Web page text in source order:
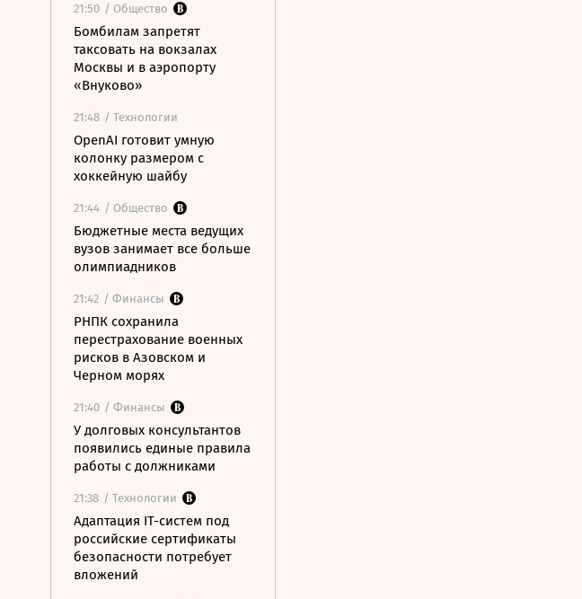
21:50 / Общество
Бомбилам запретят
таксовать на вокзалах
Москвы и в аэропорту
«Внуково»
21:48 / Технологии
OpenAI готовит умную
колонку размером с
хоккейную шайбу
21:44 / Общество
Бюджетные места ведущих
вузов занимает все больше
олимпиадников
21:42 / Финансы
РНПК сохранила
перестрахование военных
рисков в Азовском и
Черном морях
21:40 / Финансы
У долговых консультантов
появились единые правила
работы с должниками
21:38 / Технологии
Адаптация IT-систем под
российские сертификаты
безопасности потребует
вложений